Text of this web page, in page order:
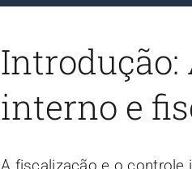
interno e